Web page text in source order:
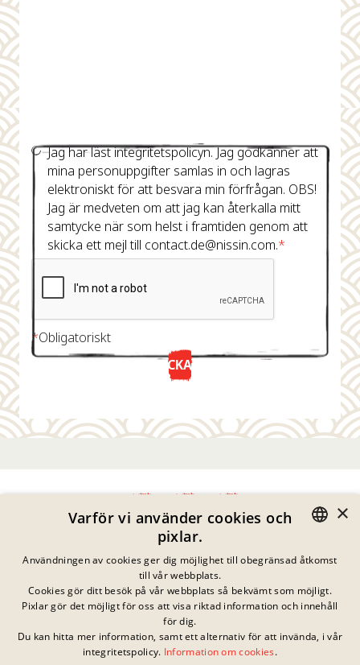
Jag har läst integritetspolicyn. Jag godkänner att
mina personuppgifter samlas in och lagras
elektroniskt för att besvara min förfrågan. OBS!
Jag är medveten om att jag kan återkalla mitt
samtycke när som helst i framtiden genom att
skicka ett mejl till contact.de@nissin.com.*
*Obligatoriskt
SKICKA NU
Integritetspolicy
Impressum
Juridisk Information
Kontakta
Cookies
Vanliga Frågor
Nedladdningar
Inga pågående
tävlingar just nu
GERMAN
FRENCH
DANISH
×
Varför vi använder cookies och
pixlar.
Användningen av cookies ger dig möjlighet till obegränsad åtkomst
till vår webbplats.
Cookies gör ditt besök på vår webbplats så bekvämt som möjligt.
Pixlar gör det möjligt för oss att visa riktad information och innehåll
för dig.
Du kan hitta mer information, samt ett alternativ för att invända, i vår
integritetspolicy. Information om cookies.